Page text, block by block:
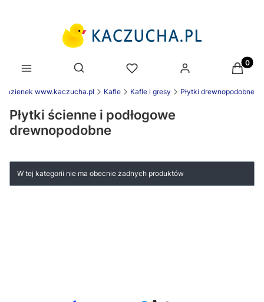
Otwórz wyszukiwarkę
łazienek www.kaczucha.pl Kafle Kafle i gresy Płytki drewnopodobne
Płytki ścienne i podłogowe
drewnopodobne
W tej kategorii nie ma obecnie żadnych produktów